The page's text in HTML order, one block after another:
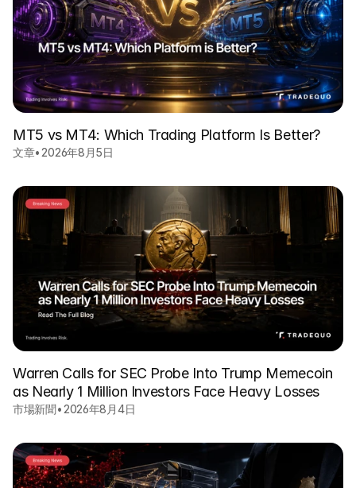
MT5 vs MT4: Which Trading Platform Is Better?
文章• 2026年8月5日
Warren Calls for SEC Probe Into Trump Memecoin
as Nearly 1 Million Investors Face Heavy Losses
市場新聞•2026年8月4日